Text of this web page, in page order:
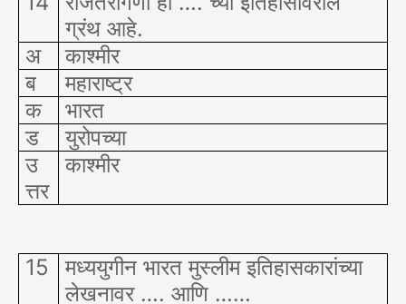
ग्रंथ आहे.
अ
काश्मीर
ब
महाराष्ट्र
क
भारत
ड
युरोपच्या
उ
त्तर
काश्मीर
15
मध्ययुगीन भारत मुस्लीम इतिहासकारांच्या
लेखनावर …. आणि ……